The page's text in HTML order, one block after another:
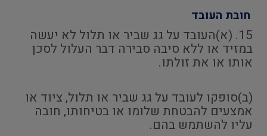
חובת העובד
15. (א)העובד על גג שביר או תלול לא יעשה
במזיד או ללא סיבה סבירה דבר העלול לסכן
אותו או את זולתו.
(ב)סופקו לעובד על גג שביר או תלול, ציוד או
אמצעים להבטחת שלומו או בטיחותו, חובה
עליו להשתמש בהם.